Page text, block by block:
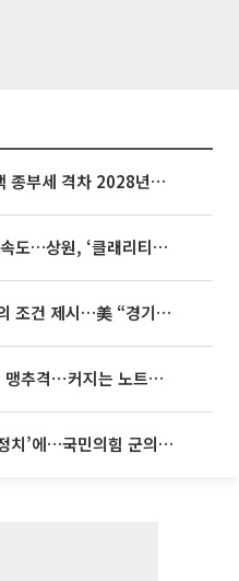
종부세 개편에도…1·3주택 종부세 격차 2028년부터 확대
미국, 가상자산 포괄 규제 속도…상원, ‘클래리티법’ 9월 절차투표 추진
이란, 미국에 호르무즈 합의 조건 제시…美 “경기 아직 안 끝나” [종합]
맥북 품은 삼성에 ‘중국산’ 맹추격⋯커지는 노트북 OLED 시장
우성빈 기장군수 ‘유튜브 정치’에…국민의힘 군의원들 집단 반발